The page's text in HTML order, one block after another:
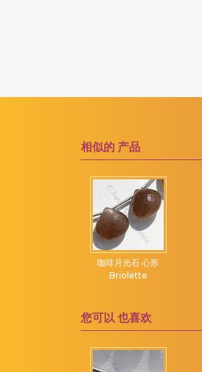
紫水晶宝石
红宝石
红柱石宝石
红榴石石榴石
红玉髓宝石
红色尖晶石
红锰矿
绿松石宝石
绿玛瑙
花式切工
雕刻南瓜
雕刻的心
雕刻金块
雕叶
雕花扁梨
相似的 产品
咖啡月光石 心形
Briolette
您可以 也喜欢